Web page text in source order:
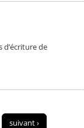
de
suivant ›